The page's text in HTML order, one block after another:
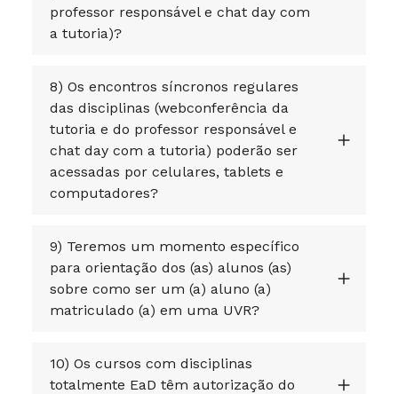
professor responsável e chat day com
a tutoria)?
8) Os encontros síncronos regulares
das disciplinas (webconferência da
tutoria e do professor responsável e
chat day com a tutoria) poderão ser
acessadas por celulares, tablets e
computadores?
9) Teremos um momento específico
para orientação dos (as) alunos (as)
sobre como ser um (a) aluno (a)
matriculado (a) em uma UVR?
10) Os cursos com disciplinas
totalmente EaD têm autorização do